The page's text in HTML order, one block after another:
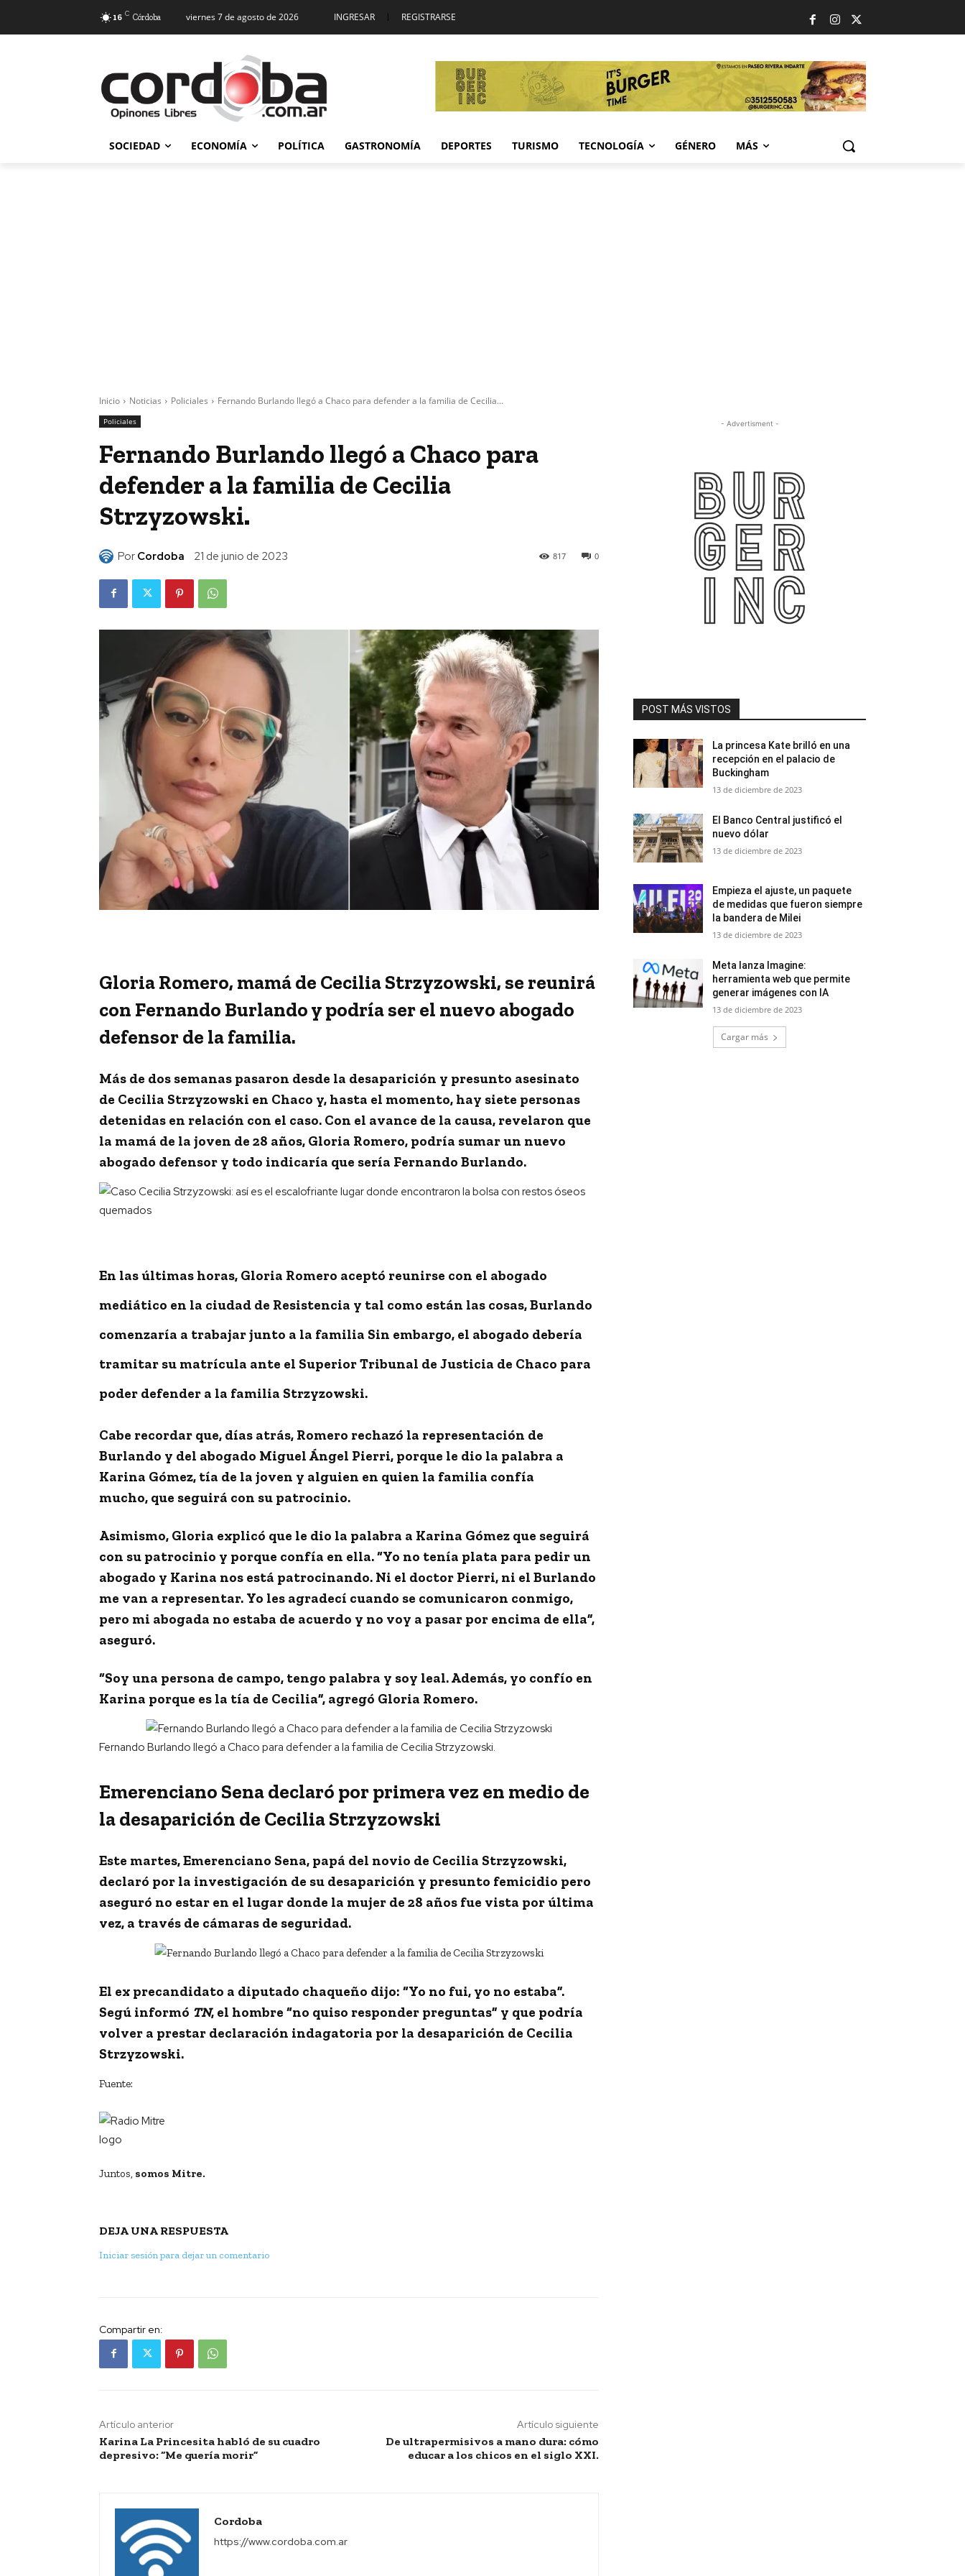
16 C Córdoba viernes 7 de agosto de 2026 INGRESAR | REGISTRARSE
SOCIEDAD ECONOMÍA POLÍTICA GASTRONOMÍA DEPORTES TURISMO TECNOLOGÍA GÉNERO MÁS
Inicio Noticias Policiales Fernando Burlando llegó a Chaco para defender a la familia de Cecilia...
Policiales
Fernando Burlando llegó a Chaco para
defender a la familia de Cecilia
Strzyzowski.
Por Cordoba 21 de junio de 2023 0
817
Gloria Romero, mamá de Cecilia Strzyzowski, se reunirá
con Fernando Burlando y podría ser el nuevo abogado
defensor de la familia.
Más de dos semanas pasaron desde la desaparición y presunto asesinato
de Cecilia Strzyzowski en Chaco y, hasta el momento, hay siete personas
detenidas en relación con el caso. Con el avance de la causa, revelaron que
la mamá de la joven de 28 años, Gloria Romero, podría sumar un nuevo
abogado defensor y todo indicaría que sería Fernando Burlando.
En las últimas horas, Gloria Romero aceptó reunirse con el abogado
mediático en la ciudad de Resistencia y tal como están las cosas,Burlando
comenzaría a trabajar junto a la familia Sin embargo, el abogado debería
tramitar su matrícula ante el Superior Tribunal de Justicia de Chaco para
poder defender a la familia Strzyzowski.
Cabe recordar que, días atrás, Romero rechazó la representación de
Burlando y del abogado Miguel Ángel Pierri, porque le dio la palabra a
Karina Gómez, tía de la joven y alguien en quien la familia confía
mucho, que seguirá con su patrocinio.
Asimismo, Gloria explicó que le dio la palabra a Karina Gómez que seguirá
con su patrocinio y porque confía en ella. “Yo no tenía plata para pedir un
abogado y Karina nos está patrocinando. Ni el doctor Pierri, ni el Burlando
me van a representar. Yo les agradecí cuando se comunicaron conmigo,
pero mi abogada no estaba de acuerdo y no voy a pasar por encima de ella”,
aseguró.
“Soy una persona de campo, tengo palabra y soy leal. Además, yo confío en
Karina porque es la tía de Cecilia”, agregó Gloria Romero.
Fernando Burlando llegó a Chaco para defender a la familia de Cecilia Strzyzowski.
Emerenciano Sena declaró por primera vez en medio de
la desaparición de Cecilia Strzyzowski
Este martes,Emerenciano Sena, papá del novio de Cecilia Strzyzowski,
declaró por la investigación de su desaparición y presunto femicidio pero
aseguró no estar en el lugar donde la mujer de 28 años fue vista por última
vez, a través de cámaras de seguridad.
El ex precandidato a diputado chaqueño dijo: “Yo no fui, yo no estaba”.
Segú informó TN, el hombre “no quiso responder preguntas” y que podría
volver a prestar declaración indagatoria por la desaparición de Cecilia
Strzyzowski.
Fuente:
Juntos, somos Mitre.
DEJA UNA RESPUESTA
Iniciar sesión para dejar un comentario
Compartir en:
Artículo anterior
Karina La Princesita habló de su cuadro
depresivo: “Me quería morir”
Artículo siguiente
De ultrapermisivos a mano dura: cómo
educar a los chicos en el siglo XXI.
Cordoba
https://www.cordoba.com.ar
- Advertisment -
POST MÁS VISTOS
La princesa Kate brilló en una
recepción en el palacio de
Buckingham
13 de diciembre de 2023
El Banco Central justificó el
nuevo dólar
13 de diciembre de 2023
Empieza el ajuste, un paquete
de medidas que fueron siempre
la bandera de Milei
13 de diciembre de 2023
Meta lanza Imagine:
herramienta web que permite
generar imágenes con IA
13 de diciembre de 2023
Cargar más